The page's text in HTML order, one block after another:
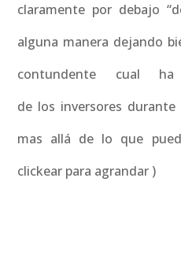
claramente por debajo
alguna manera dejando
contundente cual
de los inversores
mas allá de lo que
clickear para agrandar )